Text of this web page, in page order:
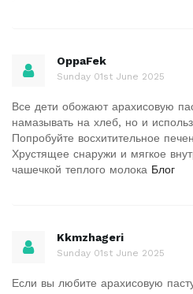
OppaFek
Sunday 01st June 2025
Все дети обожают арахисовую
намазывать на хлеб, но и
Попробуйте восхитительное
Хрустящее снаружи и мягкое
чашечкой теплого молока Блог
Kkmzhageri
Sunday 01st June 2025
Если вы любите арахисовую